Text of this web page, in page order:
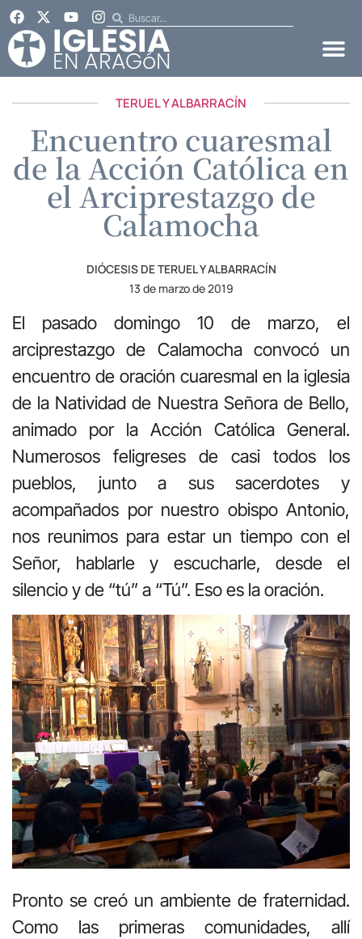
TERUEL Y ALBARRACÍN
Encuentro cuaresmal
de la Acción Católica en
el Arciprestazgo de
Calamocha
DIÓCESIS DE TERUEL Y ALBARRACÍN
13 de marzo de 2019
El pasado domingo 10 de marzo, el
arciprestazgo de Calamocha convocó un
encuentro de oración cuaresmal en la iglesia
de la Natividad de Nuestra Señora de Bello,
animado por la Acción Católica General.
Numerosos feligreses de casi todos los
pueblos, junto a sus sacerdotes y
acompañados por nuestro obispo Antonio,
nos reunimos para estar un tiempo con el
Señor, hablarle y escucharle, desde el
silencio y de “tú” a “Tú”. Eso es la oración.
Pronto se creó un ambiente de fraternidad.
Como las primeras comunidades, allí